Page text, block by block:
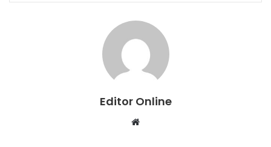
Editor Online
Website